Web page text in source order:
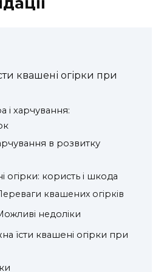
квашені огірки при
і харчування:
в розвитку
огірки: користь і шкода
квашених огірків
недоліки
їсти квашені огірки при